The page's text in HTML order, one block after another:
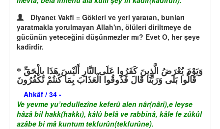
Diyanet Vakfi = Gökleri ve yeri yaratan, bunları
yaratmakla yorulmayan Allah'ın, ölüleri diriltmeye de
gücünün yeteceğini düşünmezler mı? Evet O, her şeye
kadirdir.
قَالُوا بَلَى وَرَبِّنَا قَالَ فَذُوقُوا الْعَذَابَ بِمَا كُنتُمْ تَكْفُرُونَ
Ahkâf / 34 -
Ve yevme yu’redullezîne keferû alen nâr(nâri),e leyse
hâzâ bil hakk(hakkı), kâlû belâ ve rabbinâ, kâle fe zûkûl
azâbe bi mâ kuntum tekfurûn(tekfurûne).